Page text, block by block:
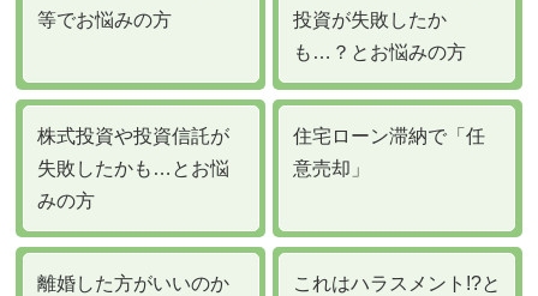
お客さまの同意がある場合
お客さまが希望されるサービスを行なうために当法人が
業務を委託する業者に対して開示する場合
法令に基づき開示することが必要である場合
個人情報の安全対策
当法人は、個人情報の正確性及び安全性確保のために、セキュリ
ティに万全の対策を講じています。
等でお悩みの方
投資が失敗したか
も…？とお悩みの方
株式投資や投資信託が
失敗したかも…とお悩
みの方
住宅ローン滞納で「任
意売却」
離婚した方がいいのか
これはハラスメント!?と